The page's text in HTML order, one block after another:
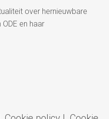
over hernieuwbare
en haar